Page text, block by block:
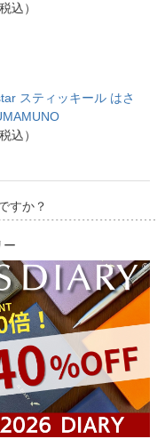
込）
スティッキール はさ
込）
すか？
ー